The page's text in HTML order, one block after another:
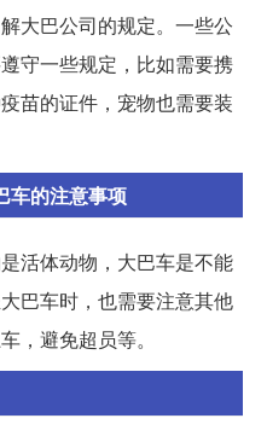
大巴公司的规定。一些公
守一些规定，比如需要携
苗的证件，宠物也需要装
车的注意事项
活体动物，大巴车是不能
巴车时，也需要注意其他
，避免超员等。